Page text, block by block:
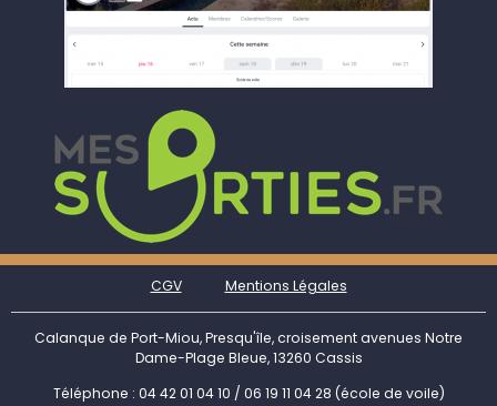
CGV Mentions Légales
Calanque de Port-Miou, Presqu'île, croisement avenues Notre
Dame-Plage Bleue, 13260 Cassis
Téléphone : 04 42 01 04 10 / 06 19 11 04 28 (école de voile)